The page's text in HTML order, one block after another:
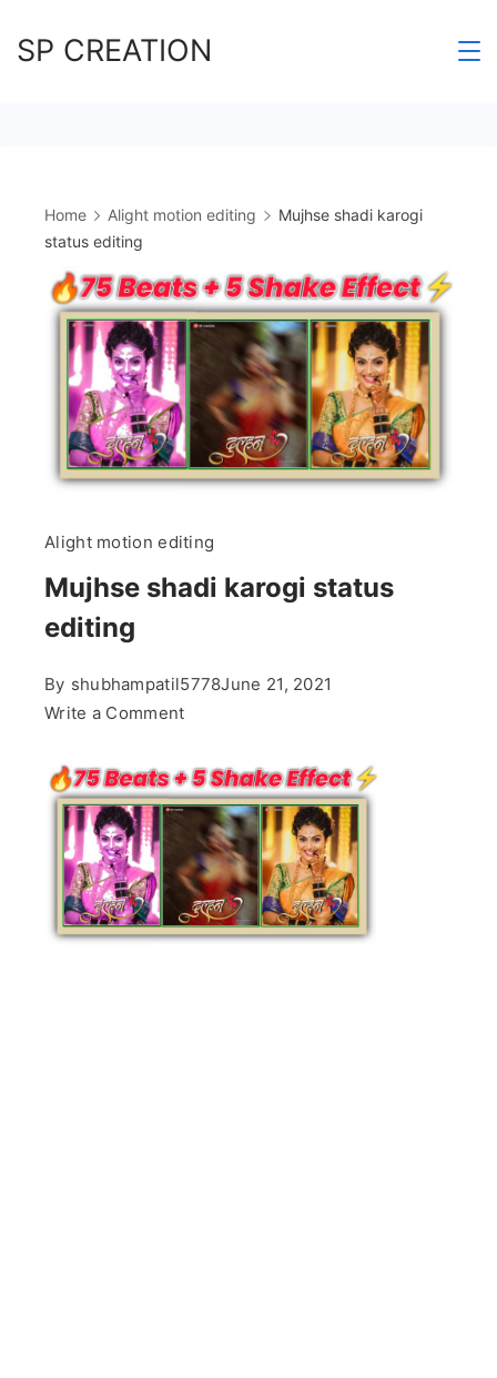
toSP CREATION
Home Alight motion editing
Mujhse shadi karogi
status editing
Alight motion editing
Mujhse shadi karogi status
editing
By shubhampatil5778June 21, 2021
Write a Commenton
shadi
karogi
status
editing